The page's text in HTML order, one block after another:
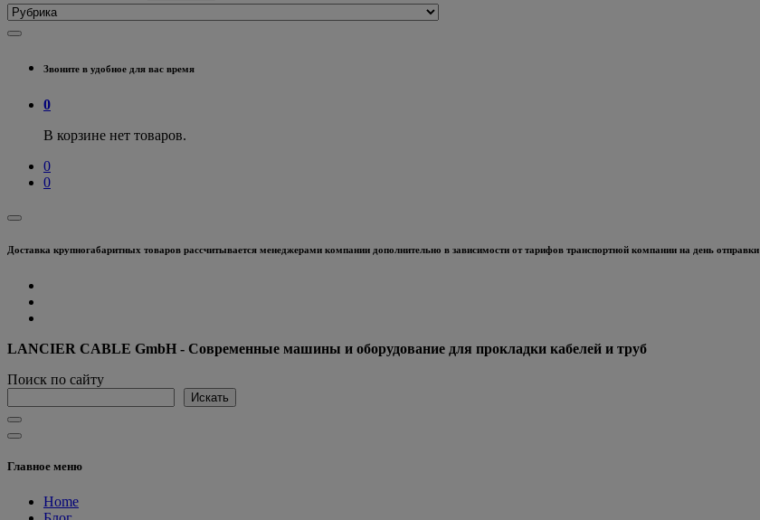
Звоните в удобное для вас время
0
В корзине нет товаров.
0
0
Доставка крупногабаритных товаров рассчитывается менеджерами компании дополнительно в зависимости от тарифов транспортной компании на день отправки
LANCIER CABLE GmbH - Современные машины и оборудование для прокладки кабелей и труб
Поиск по сайту
Искать
Главное меню
Home